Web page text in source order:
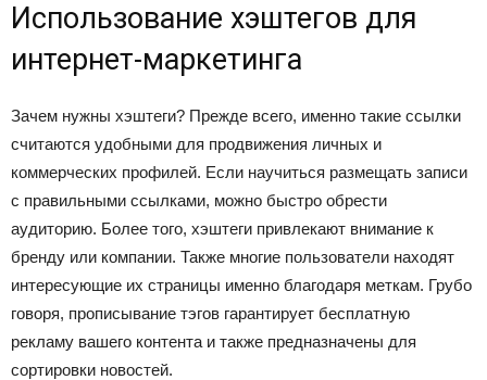
Использование хэштегов для
интернет-маркетинга
Зачем нужны хэштеги? Прежде всего, именно такие ссылки
считаются удобными для продвижения личных и
коммерческих профилей. Если научиться размещать записи
с правильными ссылками, можно быстро обрести
аудиторию. Более того, хэштеги привлекают внимание к
бренду или компании. Также многие пользователи находят
интересующие их страницы именно благодаря меткам. Грубо
говоря, прописывание тэгов гарантирует бесплатную
рекламу вашего контента и также предназначены для
сортировки новостей.